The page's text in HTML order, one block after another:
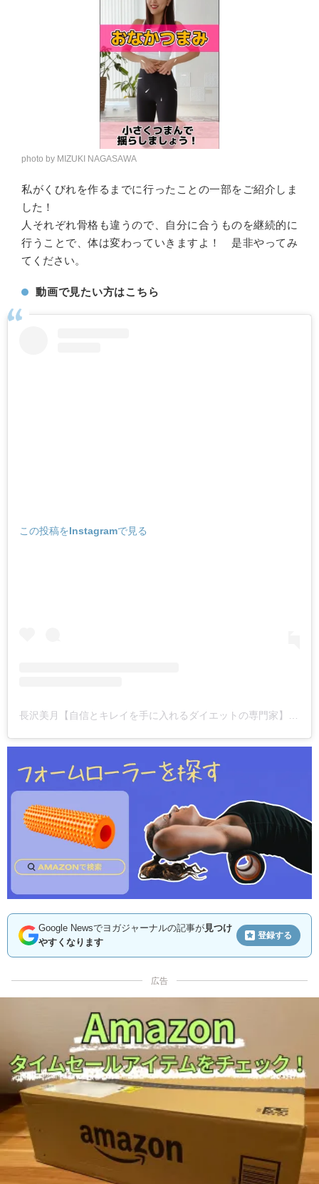
photo by MIZUKI NAGASAWA
私がくびれを作るまでに行ったことの一部をご紹介しま
した！
人それぞれ骨格も違うので、自分に合うものを継続的に
行うことで、体は変わっていきますよ！ 是非やってみ
てください。
動画で見たい方はこちら
この投稿をInstagramで見る
Google Newsでヨガジャーナルの記事が見つけ
やすくなります
登録する
広告